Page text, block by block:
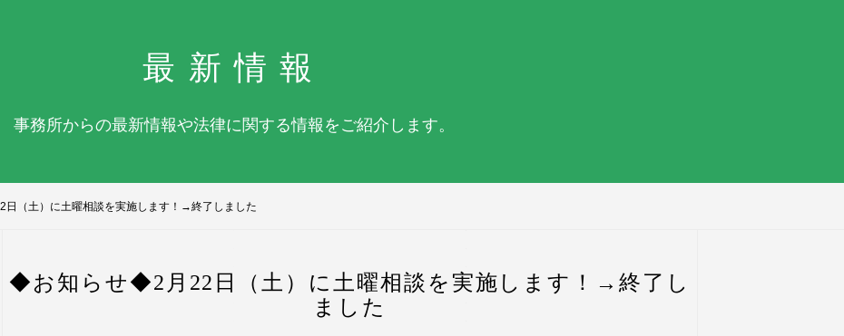
最新情報
事務所からの最新情報や法律に関する情報をご紹介します。
（土）に土曜相談を実施します！→終了しました
◆お知らせ◆2月22日（土）に土曜相談を実施します！→終了し
ました